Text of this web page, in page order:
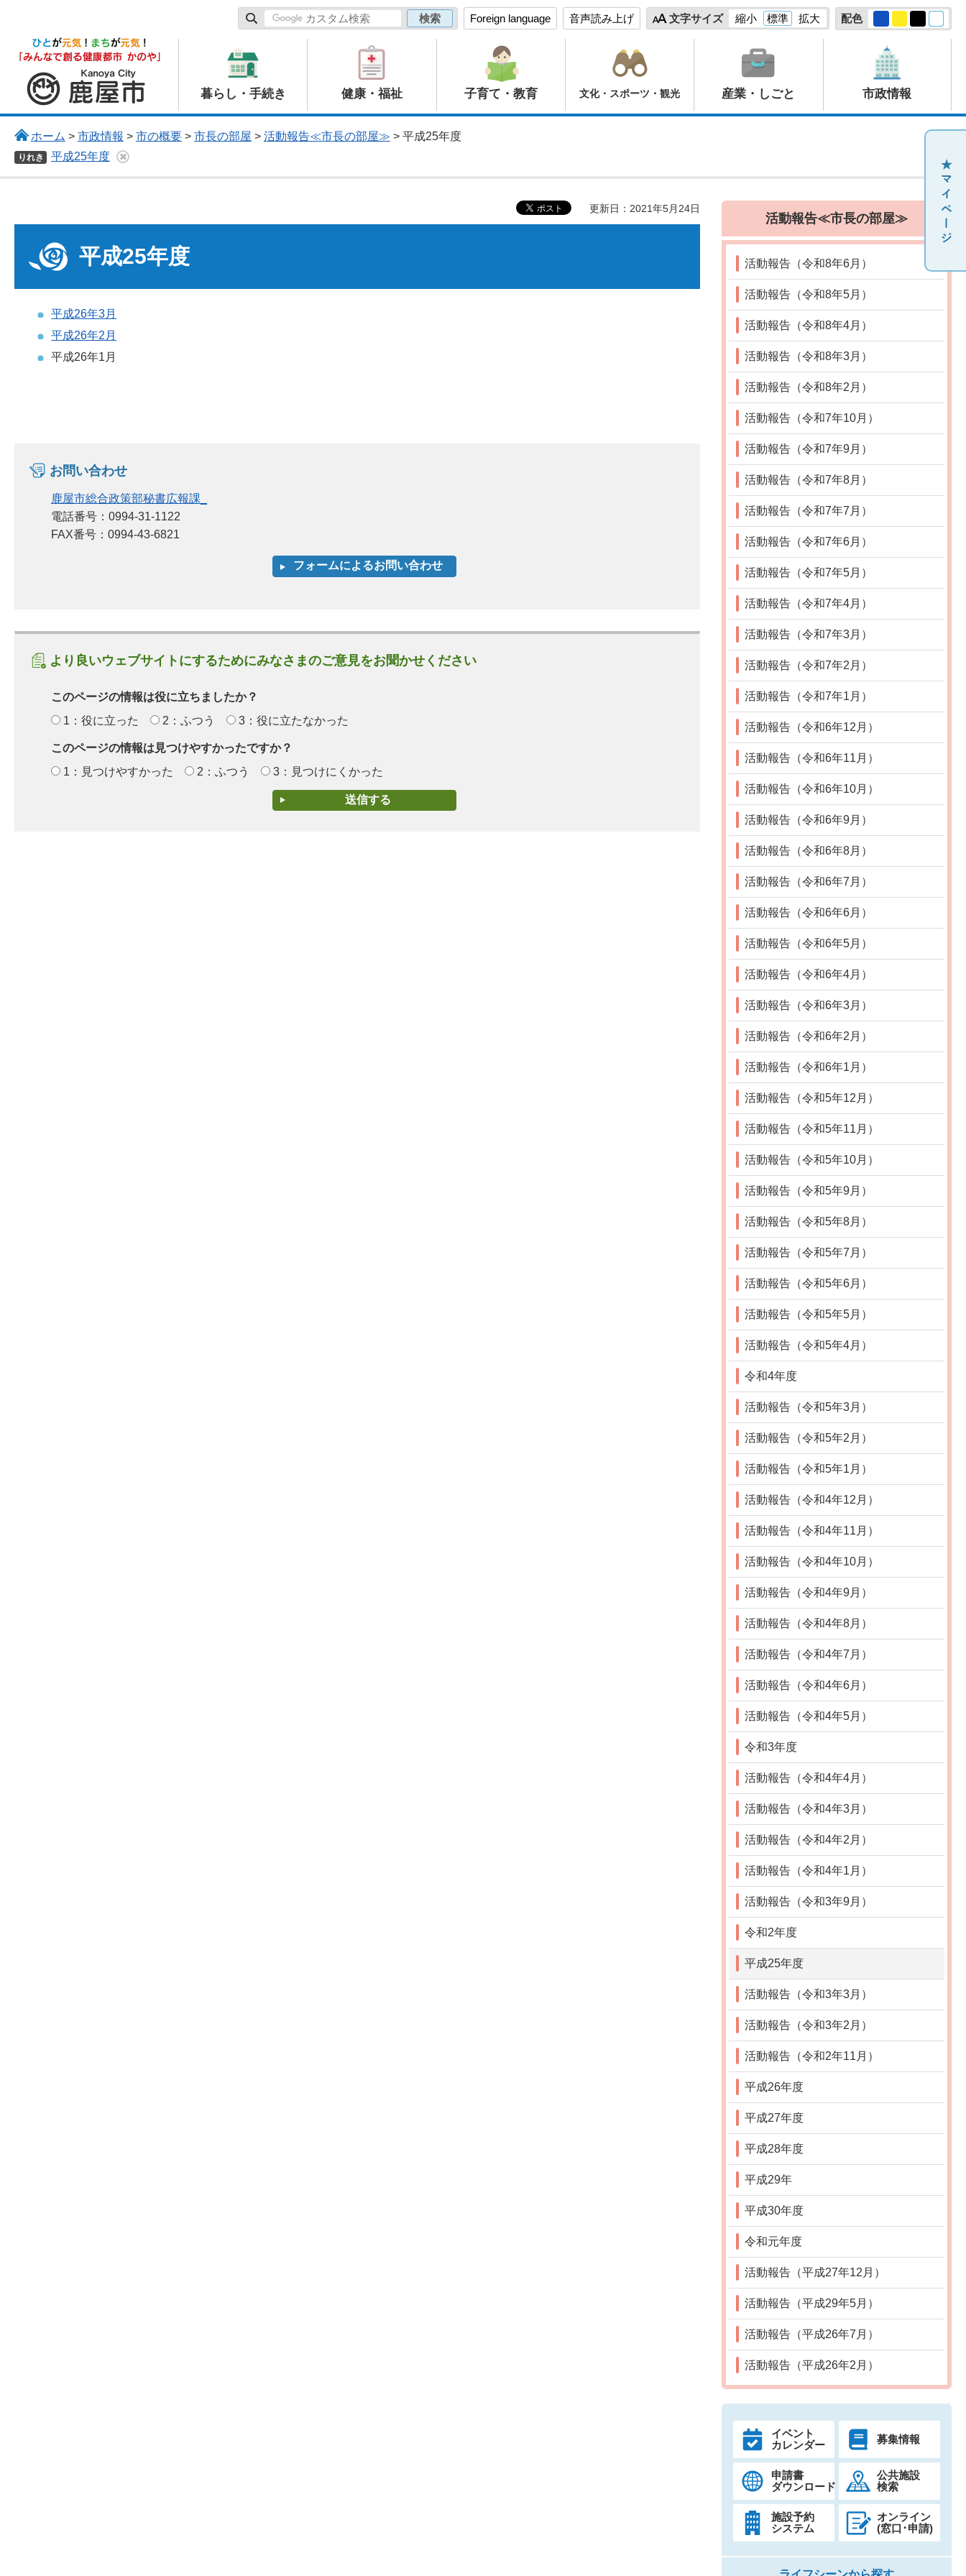
Foreign language 音声読み上げ 文字サイズ 縮小 標準 拡大 配色
鹿屋市
暮らし・手続き 健康・福祉 子育て・教育 文化・スポーツ・観光 産業・しごと 市政情報
ホーム > 市政情報 > 市の概要> 市長の部屋 > 活動報告≪市長の部屋≫ > 平成25年度
りれき 平成25年度
更新日：2021年5月24日
平成25年度
平成26年3月
平成26年2月
平成26年1月
お問い合わせ
鹿屋市総合政策部秘書広報課_
電話番号：0994-31-1122
FAX番号：0994-43-6821
より良いウェブサイトにするためにみなさまのご意見をお聞かせください
このページの情報は役に立ちましたか？
1：役に立った
2：ふつう 3：役に立たなかった
このページの情報は見つけやすかったですか？
1：見つけやすかった
2：ふつう 3：見つけにくかった
活動報告≪市長の部屋≫
活動報告（令和8年6月）
活動報告（令和8年5月）
活動報告（令和8年4月）
活動報告（令和8年3月）
活動報告（令和8年2月）
活動報告（令和7年10月）
活動報告（令和7年9月）
活動報告（令和7年8月）
活動報告（令和7年7月）
活動報告（令和7年6月）
活動報告（令和7年5月）
活動報告（令和7年4月）
活動報告（令和7年3月）
活動報告（令和7年2月）
活動報告（令和7年1月）
活動報告（令和6年12月）
活動報告（令和6年11月）
活動報告（令和6年10月）
活動報告（令和6年9月）
活動報告（令和6年8月）
活動報告（令和6年7月）
活動報告（令和6年6月）
活動報告（令和6年5月）
活動報告（令和6年4月）
活動報告（令和6年3月）
活動報告（令和6年2月）
活動報告（令和6年1月）
活動報告（令和5年12月）
活動報告（令和5年11月）
活動報告（令和5年10月）
活動報告（令和5年9月）
活動報告（令和5年8月）
活動報告（令和5年7月）
活動報告（令和5年6月）
活動報告（令和5年5月）
活動報告（令和5年4月）
令和4年度
活動報告（令和5年3月）
活動報告（令和5年2月）
活動報告（令和5年1月）
活動報告（令和4年12月）
活動報告（令和4年11月）
活動報告（令和4年10月）
活動報告（令和4年9月）
活動報告（令和4年8月）
活動報告（令和4年7月）
活動報告（令和4年6月）
活動報告（令和4年5月）
令和3年度
活動報告（令和4年4月）
活動報告（令和4年3月）
活動報告（令和4年2月）
活動報告（令和4年1月）
活動報告（令和3年9月）
令和2年度
平成25年度
活動報告（令和3年3月）
活動報告（令和3年2月）
活動報告（令和2年11月）
平成26年度
平成27年度
平成28年度
平成29年
平成30年度
令和元年度
活動報告（平成27年12月）
活動報告（平成29年5月）
活動報告（平成26年7月）
活動報告（平成26年2月）
イベント
カレンダー
募集情報
申請書
ダウンロード
公共施設
検索
施設予約
システム
オンライン
(窓口･申請)